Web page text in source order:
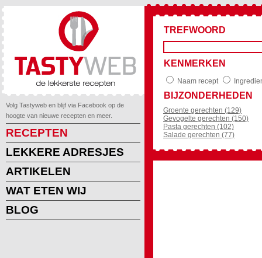
Volg Tastyweb en blijf via Facebook op de
hoogte van nieuwe recepten en meer.
RECEPTEN
LEKKERE ADRESJES
ARTIKELEN
WAT ETEN WIJ
BLOG
TREFWOORD
KENMERKEN
Naam recept
BIJZONDERHEDEN
Groente gerechten (129)
Gevogelte gerechten (150)
Pasta gerechten (102)
Salade gerechten (77)